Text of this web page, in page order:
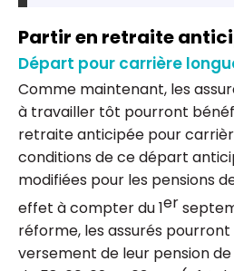
Partir en retraite
Départ pour carrière
Comme maintenant, les
à travailler tôt pourront
retraite anticipée pour
conditions de ce départ
modifiées pour les pensions
effet à compter du 1er
réforme, les assurés
versement de leur pension